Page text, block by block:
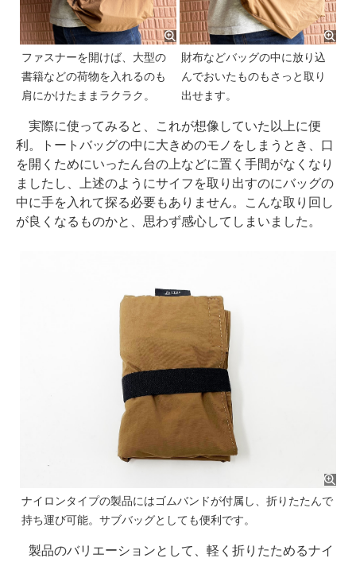
ファスナーを開けば、大型の
書籍などの荷物を入れるのも
肩にかけたままラクラク。
財布などバッグの中に放り込
んでおいたものもさっと取り
出せます。
実際に使ってみると、これが想像していた以上に便
利。トートバッグの中に大きめのモノをしまうとき、口
を開くためにいったん台の上などに置く手間がなくなり
ましたし、上述のようにサイフを取り出すのにバッグの
中に手を入れて探る必要もありません。こんな取り回し
が良くなるものかと、思わず感心してしまいました。
ナイロンタイプの製品にはゴムバンドが付属し、折りたたんで
持ち運び可能。サブバッグとしても便利です。
製品のバリエーションとして、軽く折りたためるナイ